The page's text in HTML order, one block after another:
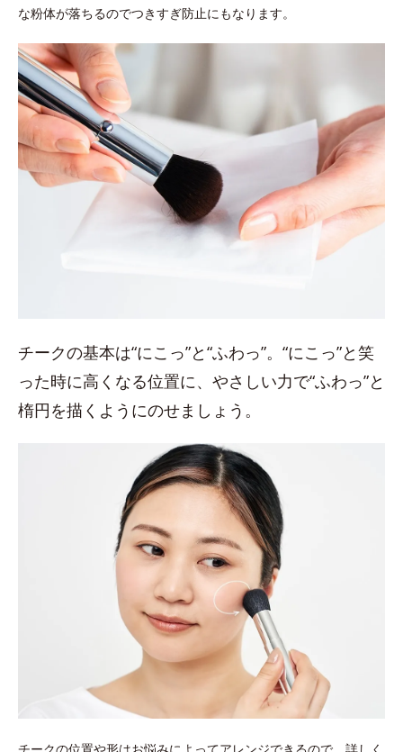
な粉体が落ちるのでつきすぎ防止にもなります。
チークの基本は“にこっ”と“ふわっ”。“にこっ”と笑
った時に高くなる位置に、やさしい力で“ふわっ”と
楕円を描くようにのせましょう。
チークの位置や形はお悩みによってアレンジできるので、詳しく